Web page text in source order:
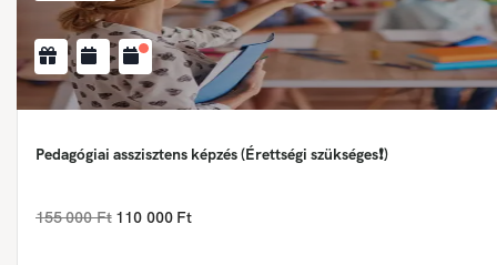
Pedagógiai asszisztens képzés (Érettségi szükséges❗)
155 000 Ft 110 000 Ft